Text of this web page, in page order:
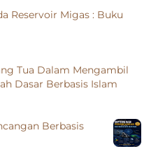
Reservoir Migas : Buku
Tua Dalam Mengambil
Dasar Berbasis Islam
Berbasis